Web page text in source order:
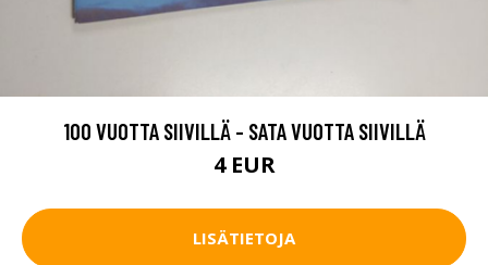
100 VUOTTA SIIVILLÄ - SATA VUOTTA SIIVILLÄ
4 EUR
LISÄTIETOJA